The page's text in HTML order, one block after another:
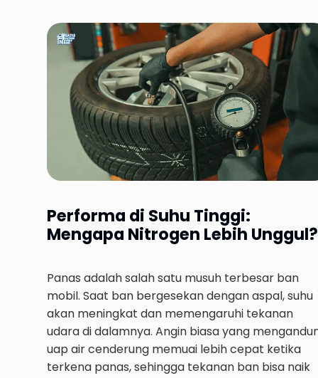
Performa di Suhu Tinggi:
Mengapa Nitrogen Lebih Unggul?
Panas adalah salah satu musuh terbesar ban
mobil. Saat ban bergesekan dengan aspal, suhu
akan meningkat dan memengaruhi tekanan
udara di dalamnya. Angin biasa yang
uap air cenderung memuai lebih cepat ketika
terkena panas, sehingga tekanan ban bisa naik